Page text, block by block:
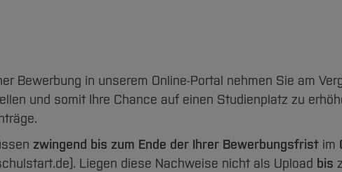
Bewerbung in unserem Online-Portal nehmen Sie am
und somit Ihre Chance auf einen Studienplatz zu
zwingend bis zum Ende der Ihrer Bewerbungsfrist im
Liegen diese Nachweise nicht als Upload bis